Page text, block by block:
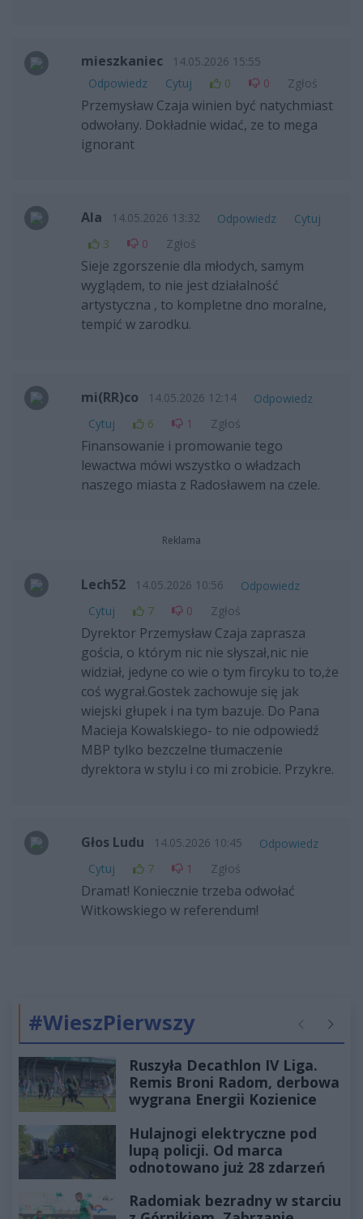
mieszkaniec
14.05.2026 15:55
Odpowiedz
Cytuj 0 0 Zgłoś
Przemysław Czaja winien być natychmiast
odwołany. Dokładnie widać, ze to mega
ignorant
Ala 14.05.2026 13:32 Odpowiedz
Cytuj
3
0 Zgłoś
Sieje zgorszenie dla młodych, samym
wyglądem, to nie jest działalność
artystyczna , to kompletne dno moralne,
tempić w zarodku.
mi(RR)co 14.05.2026 12:14
Odpowiedz
Cytuj
6 1 Zgłoś
Finansowanie i promowanie tego
lewactwa mówi wszystko o władzach
naszego miasta z Radosławem na czele.
Reklama
Lech52 14.05.2026 10:56
Odpowiedz
Cytuj
7 0 Zgłoś
Dyrektor Przemysław Czaja zaprasza
gościa, o którym nic nie słyszał,nic nie
widział, jedyne co wie o tym fircyku to to,że
coś wygrał.Gostek zachowuje się jak
wiejski głupek i na tym bazuje. Do Pana
Macieja Kowalskiego- to nie odpowiedź
MBP tylko bezczelne tłumaczenie
dyrektora w stylu i co mi zrobicie. Przykre.
Głos Ludu 14.05.2026 10:45
Odpowiedz
Cytuj
7 1 Zgłoś
Dramat! Koniecznie trzeba odwołać
Witkowskiego w referendum!
#WieszPierwszy Poprzednie
Ruszyła Decathlon IV Liga.
Remis Broni Radom, derbowa
wygrana Energii Kozienice
Hulajnogi elektryczne pod
lupą policji. Od marca
odnotowano już 28 zdarzeń
Radomiak bezradny w starciu